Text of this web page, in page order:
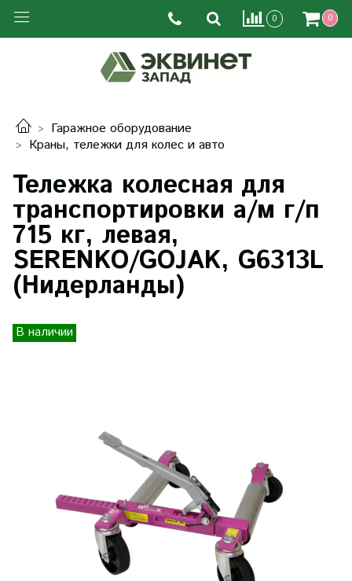
0 0
Гаражное оборудование
Краны, тележки для колес и авто
Тележка колесная для
транспортировки а/м г/п
715 кг, левая,
SERENKO/GOJAK, G6313L
(Нидерланды)
В наличии